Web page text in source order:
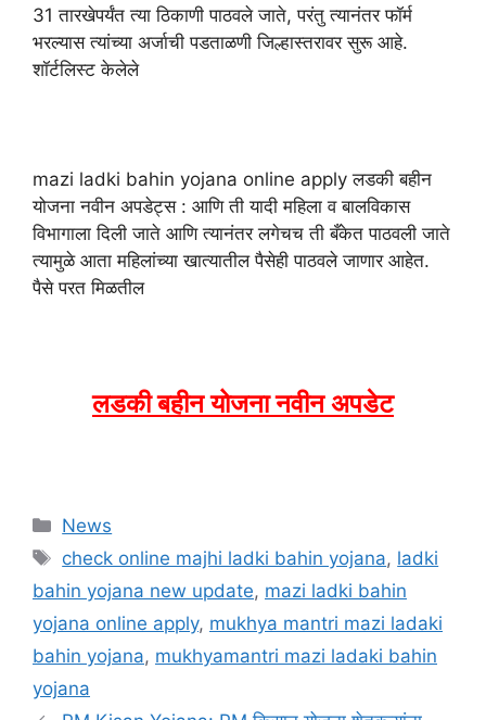
31 तारखेपर्यंत त्या ठिकाणी पाठवले जाते, परंतु त्यानंतर फॉर्म
भरल्यास त्यांच्या अर्जाची पडताळणी जिल्हास्तरावर सुरू आहे.
शॉर्टलिस्ट केलेले
mazi ladki bahin yojana online apply लडकी बहीन
योजना नवीन अपडेट्स : आणि ती यादी महिला व बालविकास
विभागाला दिली जाते आणि त्यानंतर लगेचच ती बँकेत पाठवली जाते
त्यामुळे आता महिलांच्या खात्यातील पैसेही पाठवले जाणार आहेत.
पैसे परत मिळतील
लडकी बहीन योजना नवीन अपडेट
Categories
News
Tags
check online majhi ladki bahin yojana, ladki
bahin yojana new update, mazi ladki bahin
yojana online apply, mukhya mantri mazi ladaki
bahin yojana, mukhyamantri mazi ladaki bahin
yojana